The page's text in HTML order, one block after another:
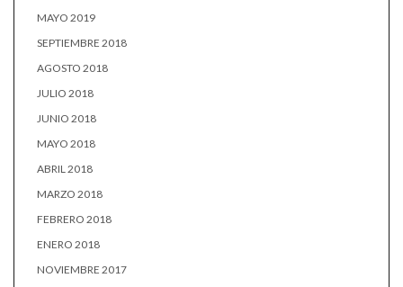
MAYO 2019
SEPTIEMBRE 2018
AGOSTO 2018
JULIO 2018
JUNIO 2018
MAYO 2018
ABRIL 2018
MARZO 2018
FEBRERO 2018
ENERO 2018
NOVIEMBRE 2017